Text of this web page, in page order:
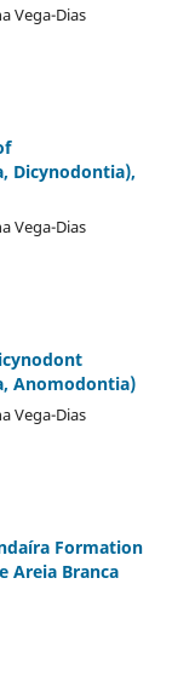
Vega-Dias
Dicynodontia),
Vega-Dias
Anomodontia)
Vega-Dias
Formation
Areia Branca